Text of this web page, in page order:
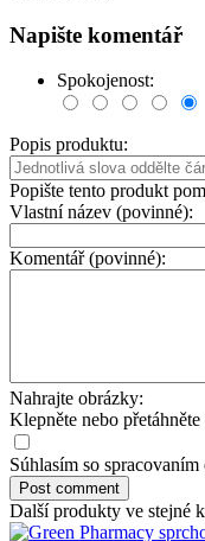
Napište komentář
Spokojenost:
Popis produktu:
Popište tento produkt
Vlastní název (povinné):
Komentář (povinné):
Nahrajte obrázky:
Klepněte nebo
Súhlasím so
Další produkty ve stejné